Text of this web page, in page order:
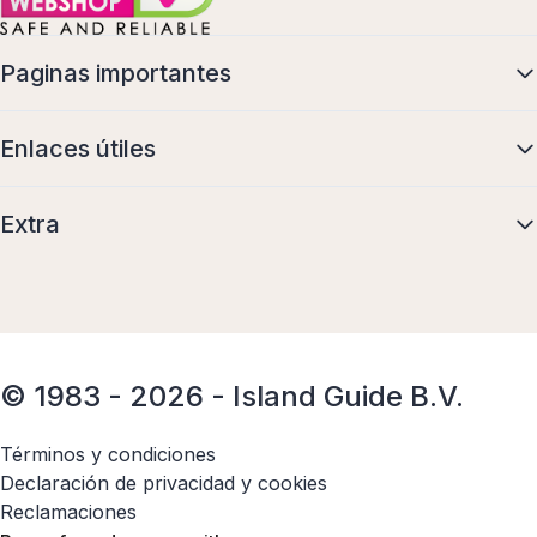
Paginas importantes
Enlaces útiles
Extra
© 1983 - 2026 - Island Guide B.V.
Términos y condiciones
Declaración de privacidad y cookies
Reclamaciones